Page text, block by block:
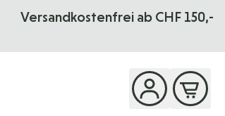
Versandkostenfrei ab CHF 150,-